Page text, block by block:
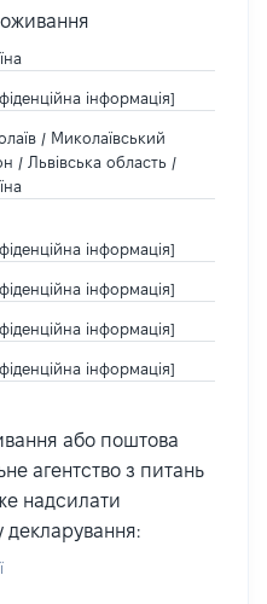
інформація]
/ Миколаївський
/ Львівська область /
інформація]
інформація]
інформація]
інформація]
або поштова
агентство з питань
надсилати
декларування: